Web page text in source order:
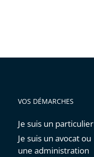
VOS DÉMARCHES
Je suis un particulier
Je suis un avocat ou
une administration